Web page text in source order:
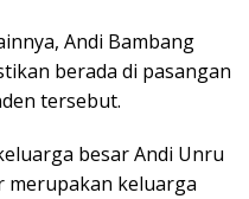
Andi Bambang
berada di pasangan
tersebut.
besar Andi Unru
merupakan keluarga